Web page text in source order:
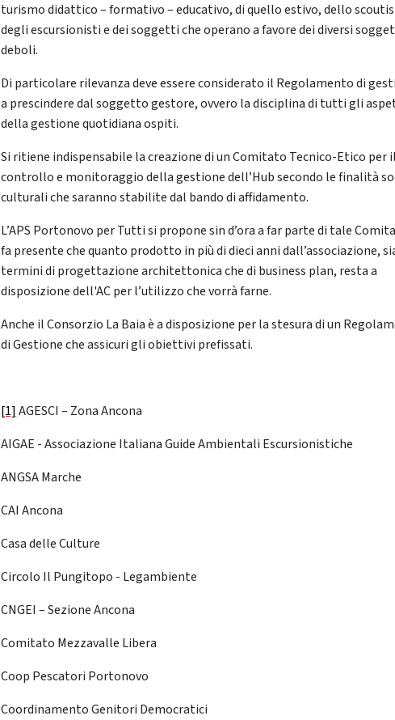
turismo didattico – formativo – educativo, di quello estivo, dello
degli escursionisti e dei soggetti che operano a favore dei diversi
deboli.
Di particolare rilevanza deve essere considerato il Regolamento di
a prescindere dal soggetto gestore, ovvero la disciplina di tutti gli
della gestione quotidiana ospiti.
Si ritiene indispensabile la creazione di un Comitato Tecnico-Etico per il
controllo e monitoraggio della gestione dell’Hub secondo le finalità
culturali che saranno stabilite dal bando di affidamento.
L’APS Portonovo per Tutti si propone sin d’ora a far parte di tale
fa presente che quanto prodotto in più di dieci anni dall’associazione,
termini di progettazione architettonica che di business plan, resta a
disposizione dell'AC per l’utilizzo che vorrà farne.
Anche il Consorzio La Baia è a disposizione per la stesura di un
di Gestione che assicuri gli obiettivi prefissati.
[1]AGESCI – Zona Ancona
AIGAE - Associazione Italiana Guide Ambientali Escursionistiche
ANGSA Marche
CAI Ancona
Casa delle Culture
Circolo Il Pungitopo - Legambiente
CNGEI – Sezione Ancona
Comitato Mezzavalle Libera
Coop Pescatori Portonovo
Coordinamento Genitori Democratici